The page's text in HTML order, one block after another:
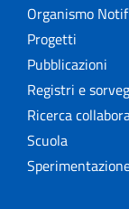
Organismo
Progetti
Pubblicazioni
Registri e
Ricerca
Scuola